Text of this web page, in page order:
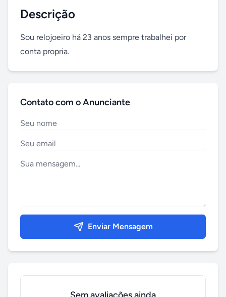
Descrição
Sou relojoeiro há 23 anos sempre trabalhei por
conta propria.
Contato com o Anunciante
Enviar Mensagem